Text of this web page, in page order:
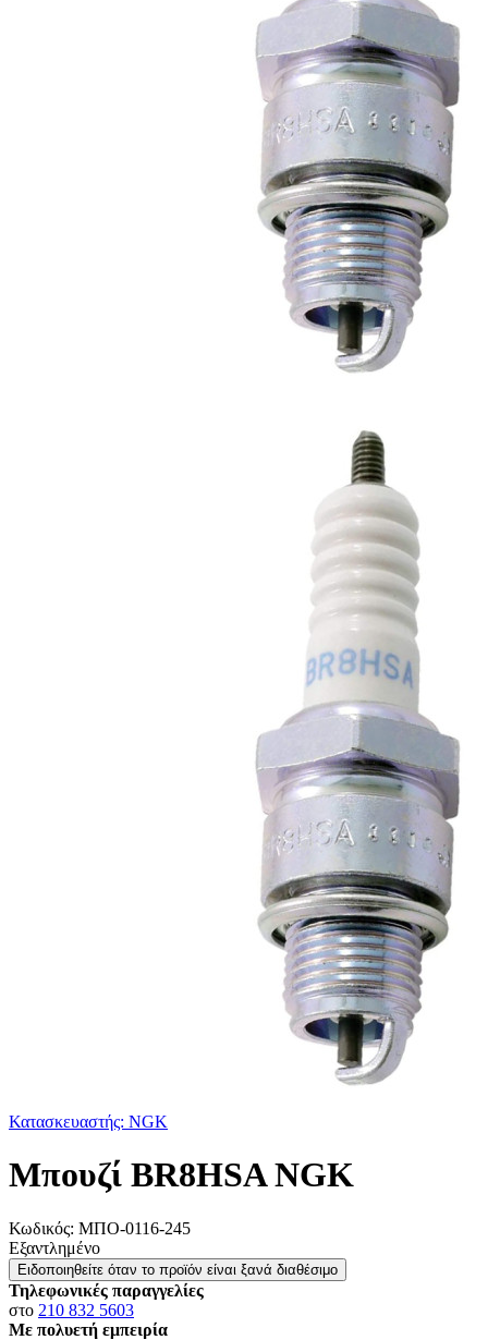
Κατασκευαστής: NGK
Μπουζί BR8HSA NGK
Κωδικός: ΜΠΟ-0116-245
Εξαντλημένο
Ειδοποιηθείτε όταν το προϊόν είναι ξανά διαθέσιμο
Τηλεφωνικές παραγγελίες
στο 210 832 5603
Με πολυετή εμπειρία